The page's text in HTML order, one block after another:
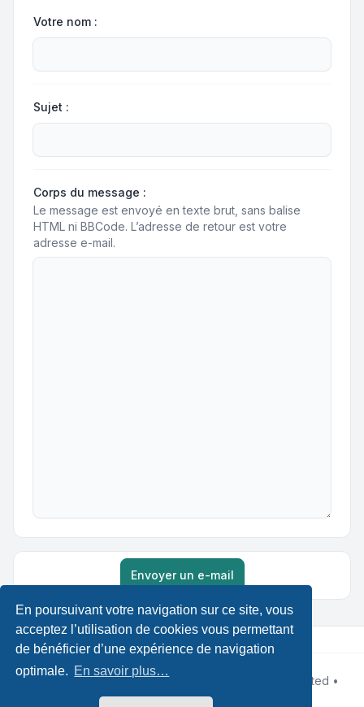
En poursuivant votre navigation sur ce site, vous
acceptez l’utilisation de cookies vous permettant
de bénéficier d’une expérience de navigation
optimale. En savoir plus…
Votre nom :
Sujet :
Corps du message :
Le message est envoyé en texte brut, sans balise
HTML ni BBCode. L’adresse de retour est votre
adresse e-mail.
Envoyer un e-mail
Développé parphpBB® Forum Software © phpBB Limited •
Leenoz